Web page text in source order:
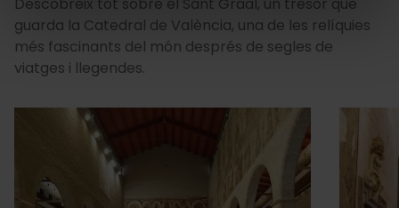
Descobreix tot sobre el Sant Graal, un tresor que
guarda la Catedral de València, una de les relíquies
més fascinants del món després de segles de
viatges i llegendes.